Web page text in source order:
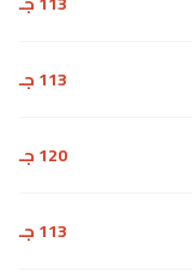
113 جـ
120 جـ
113 جـ